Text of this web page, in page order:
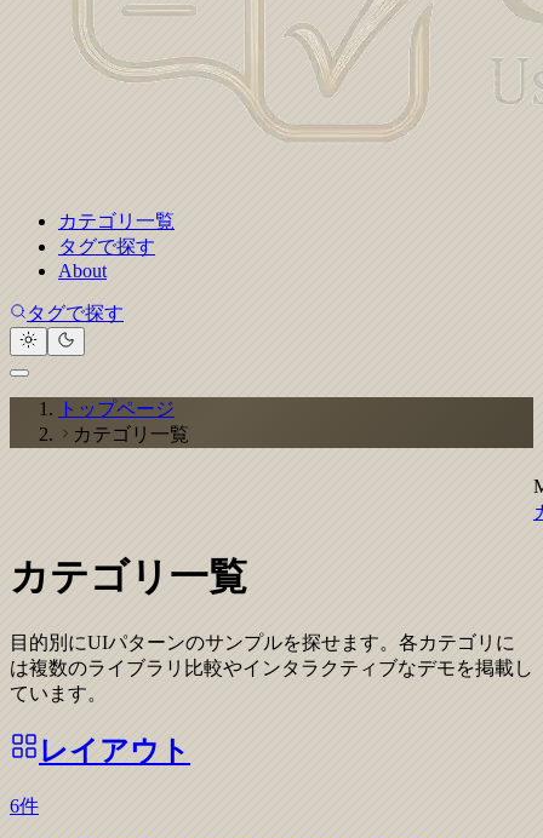
カテゴリ一覧
タグで探す
About
タグで探す
トップページ
カテゴリ一覧
カテゴリ一覧
目的別にUIパターンのサンプルを探せます。各カテゴリに
は複数のライブラリ比較やインタラクティブなデモを掲載し
ています。
レイアウト
6件